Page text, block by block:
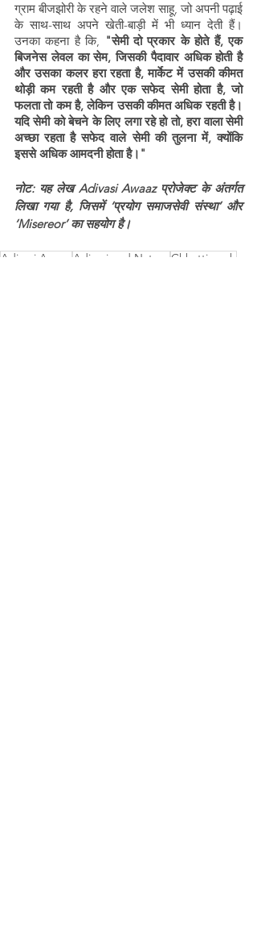
ग्राम बीजझोरी के रहने वाले जलेश साहू, जो अपनी पढ़ाई
के साथ-साथ अपने खेती-बाड़ी में भी ध्यान देती हैं।
उनका कहना है कि, "सेमी दो प्रकार के होते हैं, एक
बिजनेस लेवल का सेम, जिसकी पैदावार अधिक होती है
और उसका कलर हरा रहता है, मार्केट में उसकी कीमत
थोड़ी कम रहती है और एक सफेद सेमी होता है, जो
फलता तो कम है, लेकिन उसकी कीमत अधिक रहती है।
यदि सेमी को बेचने के लिए लगा रहे हो तो, हरा वाला सेमी
अच्छा रहता है सफेद वाले सेमी की तुलना में, क्योंकि
इससे अधिक आमदनी होता है।"
नोट: यह लेख Adivasi Awaaz प्रोजेक्ट के अंतर्गत
लिखा गया है, जिसमें ‘प्रयोग समाजसेवी संस्था’ और
‘Misereor’ का सहयोग है।
Adivasi Awaaz Adivasi and Nature
Chhattisgarh